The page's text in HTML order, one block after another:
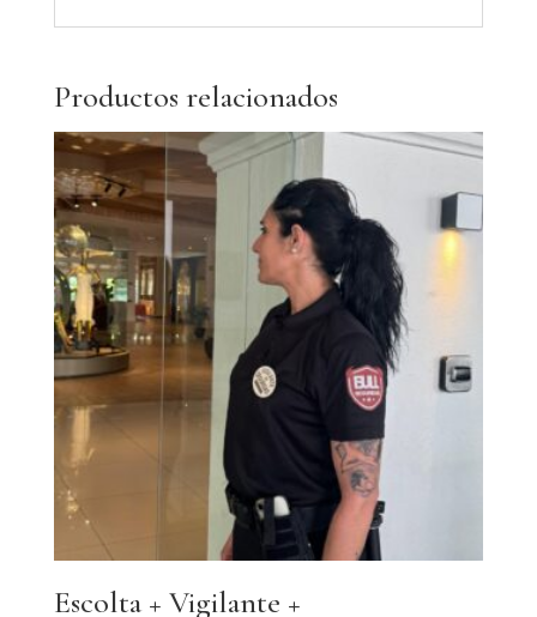
Productos relacionados
Escolta + Vigilante +